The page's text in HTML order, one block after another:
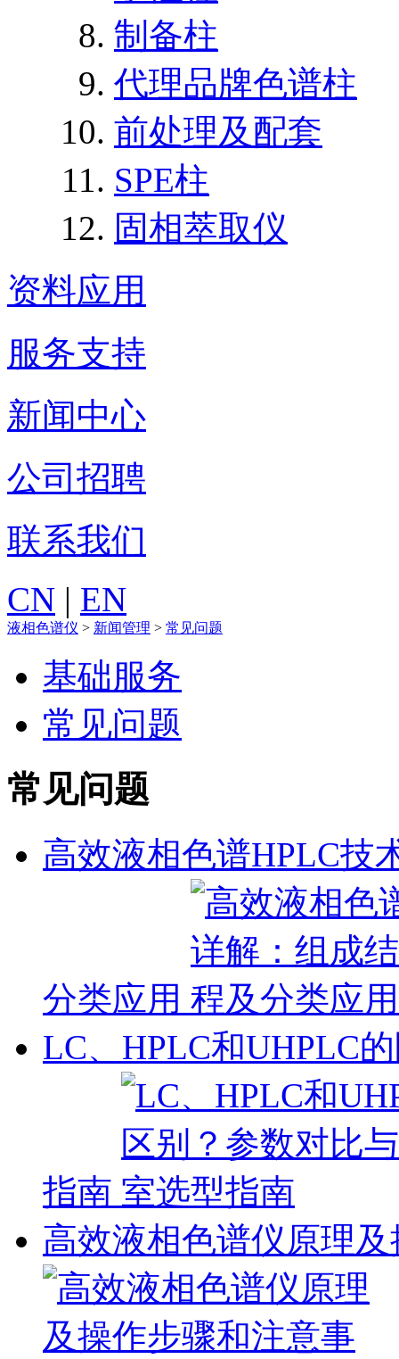
制备柱
代理品牌色谱柱
前处理及配套
SPE柱
固相萃取仪
资料应用
服务支持
新闻中心
公司招聘
联系我们
CN | EN
液相色谱仪 > 新闻管理 > 常见问题
基础服务
常见问题
常见问题
高效液相色谱HPLC技
分类应用
LC、HPLC和UHPLC
指南
高效液相色谱仪原理